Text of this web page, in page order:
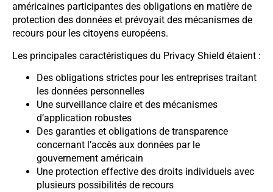
américaines participantes des obligations en matière de
protection des données et prévoyait des mécanismes de
recours pour les citoyens européens.
Les principales caractéristiques du Privacy Shield étaient :
Des obligations strictes pour les entreprises traitant
les données personnelles
Une surveillance claire et des mécanismes
d’application robustes
Des garanties et obligations de transparence
concernant l’accès aux données par le
gouvernement américain
Une protection effective des droits individuels avec
plusieurs possibilités de recours